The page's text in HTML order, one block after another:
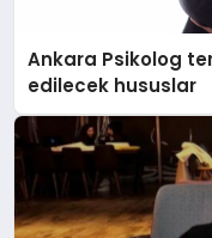
Ankara Psikolog
edilecek hususlar